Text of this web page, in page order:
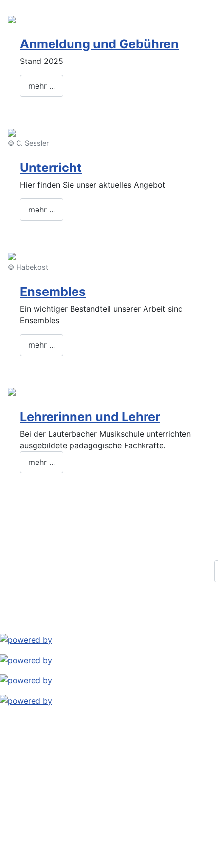
Anmeldung und Gebühren
Stand 2025
mehr ...
© C. Sessler
Unterricht
Hier finden Sie unser aktuelles Angebot
mehr ...
© Habekost
Ensembles
Ein wichtiger Bestandteil unserer Arbeit sind
Ensembles
mehr ...
Lehrerinnen und Lehrer
Bei der Lauterbacher Musikschule unterrichten
ausgebildete pädagogische Fachkräfte.
mehr ...